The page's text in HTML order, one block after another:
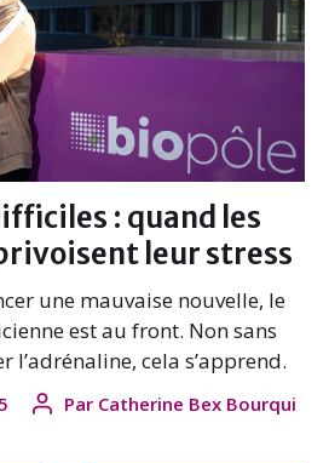
: quand les
leur stress
une mauvaise nouvelle, le
est au front. Non sans
l’adrénaline, cela s’apprend.
Par Catherine Bex Bourqui